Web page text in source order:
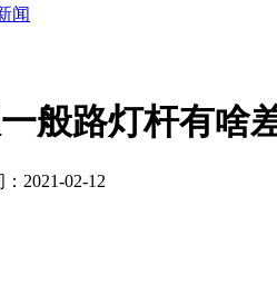
闻
般路灯杆有啥
2021-02-12